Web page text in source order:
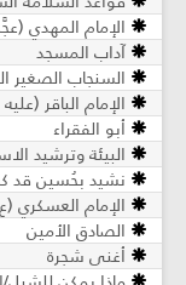
الإمام المهدي
آداب المسجد
السنجاب الصغير
الإمام الباقر
أبو الفقراء
البيئة وترشيد
نشيد بحُسين قد
الإمام العسكري
الصادق الأمين
أغنى شجرة